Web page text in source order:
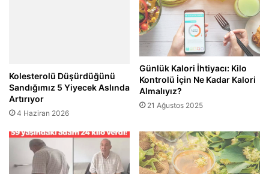
Kolesterolü Düşürdüğünü
Sandığımız 5 Yiyecek Aslında
Artırıyor
4 Haziran 2026
Günlük Kalori İhtiyacı: Kilo
Kontrolü İçin Ne Kadar Kalori
Almalıyız?
21 Ağustos 2025